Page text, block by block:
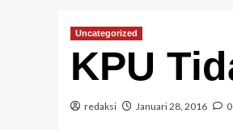
Uncategorized
KPU
redaksi Januari 28, 2016 0